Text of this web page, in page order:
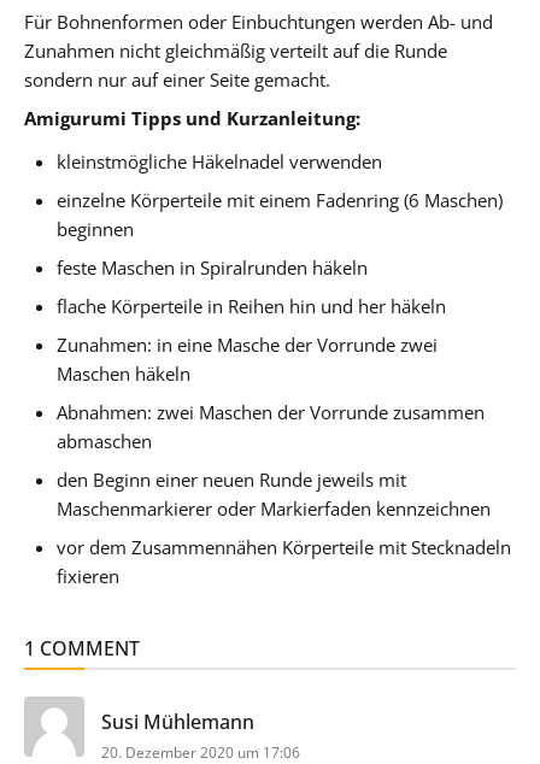
Für Bohnenformen oder Einbuchtungen werden Ab- und
Zunahmen nicht gleichmäßig verteilt auf die Runde
sondern nur auf einer Seite gemacht.
Amigurumi Tipps und Kurzanleitung:
kleinstmögliche Häkelnadel verwenden
einzelne Körperteile mit einem Fadenring (6 Maschen)
beginnen
feste Maschen in Spiralrunden häkeln
flache Körperteile in Reihen hin und her häkeln
Zunahmen: in eine Masche der Vorrunde zwei
Maschen häkeln
Abnahmen: zwei Maschen der Vorrunde zusammen
abmaschen
den Beginn einer neuen Runde jeweils mit
Maschenmarkierer oder Markierfaden kennzeichnen
vor dem Zusammennähen Körperteile mit Stecknadeln
fixieren
1 COMMENT
Susi Mühlemann
20. Dezember 2020 um 17:06